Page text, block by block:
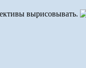
вырисовывать.